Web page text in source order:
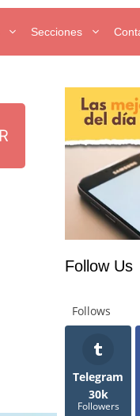
Secciones
Follow Us
Follows
Telegram
30k
Followers